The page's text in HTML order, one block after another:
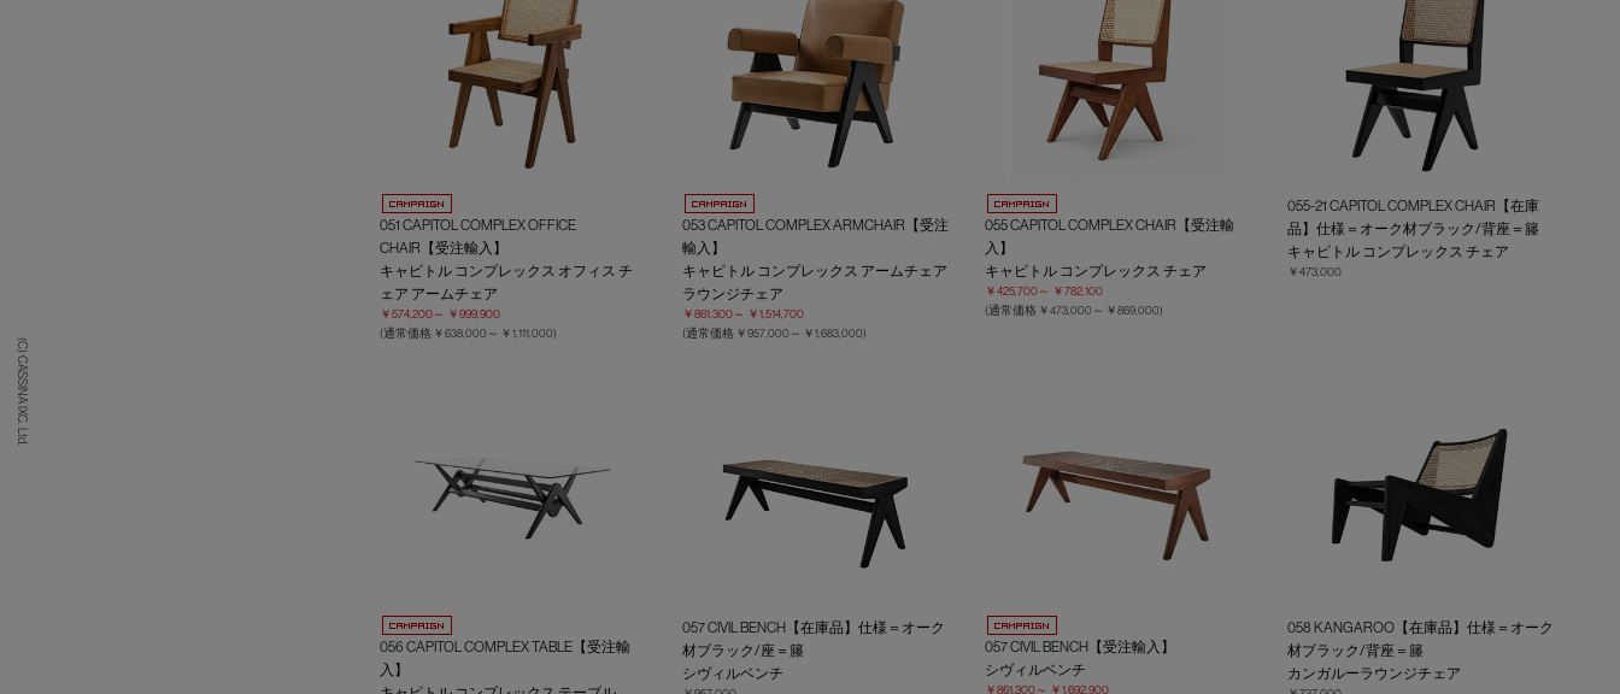
(C) CASSINA IXC. Ltd.
051 CAPITOL COMPLEX OFFICE
CHAIR【受注輸入】
キャピトル コンプレックス オフィス チ
ェア アームチェア
￥574,200～ ￥999,900
(通常価格 ￥638,000～ ￥1,111,000)
053 CAPITOL COMPLEX ARMCHAIR【受注
輸入】
キャピトル コンプレックス アームチェア
ラウンジチェア
￥861,300～ ￥1,514,700
(通常価格 ￥957,000～ ￥1,683,000)
055 CAPITOL COMPLEX CHAIR【受注輸
入】
キャピトル コンプレックス チェア
￥425,700～ ￥782,100
(通常価格 ￥473,000～ ￥869,000)
055-21 CAPITOL COMPLEX CHAIR【在庫
品】仕様＝オーク材ブラック/背座＝籐
キャピトル コンプレックス チェア
￥473,000
056 CAPITOL COMPLEX TABLE【受注輸
入】
057 CIVIL BENCH【在庫品】仕様＝オーク
材ブラック/座＝籐
シヴィルベンチ
057 CIVIL BENCH【受注輸入】
シヴィルベンチ
￥861,300～ ￥1,692,900
058 KANGAROO【在庫品】仕様＝オーク
材ブラック/背座＝籐
カンガルーラウンジチェア